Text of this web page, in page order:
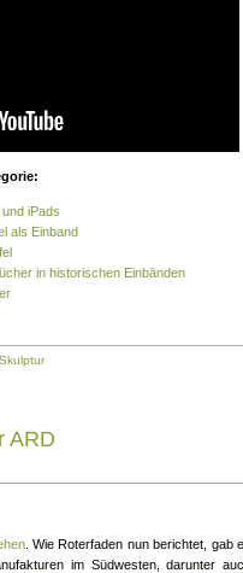
iPads
als Einband
in historischen Einbänden
Skulptur
ARD
. Wie Roterfaden nun berichtet, gab
im Südwesten, darunter